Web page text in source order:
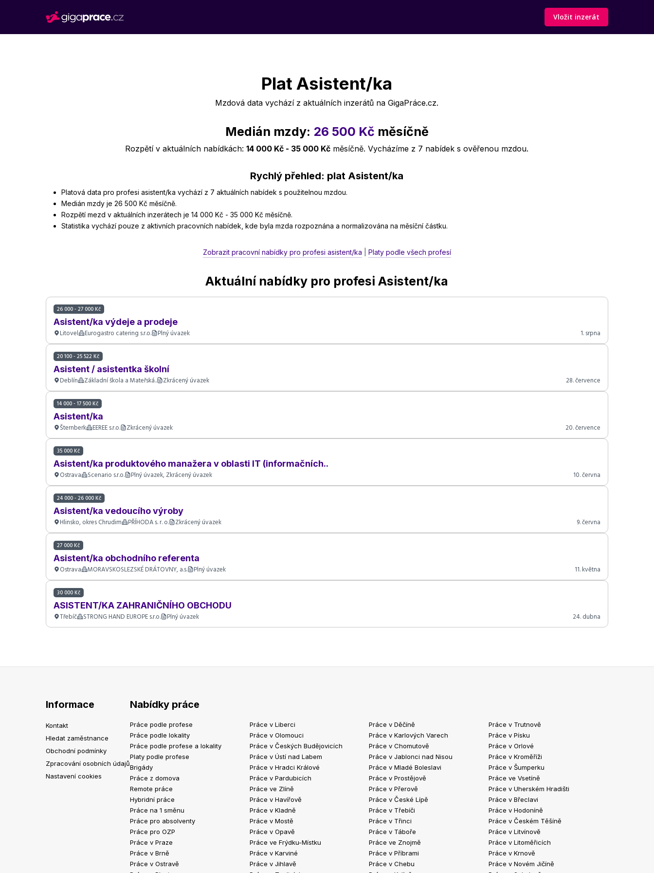
Vložit inzerát
Plat Asistent/ka
Mzdová data vychází z aktuálních inzerátů na GigaPráce.cz.
Medián mzdy: 26 500 Kč měsíčně
Rozpětí v aktuálních nabídkách:14 000 Kč - 35 000 Kč měsíčně. Vycházíme z 7 nabídek s ověřenou mzdou.
Rychlý přehled: plat Asistent/ka
Platová data pro profesi asistent/ka vychází z 7 aktuálních nabídek s použitelnou mzdou.
Medián mzdy je 26 500 Kč měsíčně.
Rozpětí mezd v aktuálních inzerátech je 14 000 Kč - 35 000 Kč měsíčně.
Statistika vychází pouze z aktivních pracovních nabídek, kde byla mzda rozpoznána a normalizována na měsíční částku.
Zobrazit pracovní nabídky pro profesi asistent/ka Platy podle všech profesí
Aktuální nabídky pro profesi Asistent/ka
26 000 - 27 000 Kč
Asistent/ka výdeje a prodeje
Litovel Eurogastro catering s.r.o. Plný úvazek 1. srpna
20 100 - 25 522 Kč
Asistent / asistentka školní
Deblín Základní škola a Mateřská.. Zkrácený úvazek 28. července
14 000 - 17 500 Kč
Asistent/ka
Šternberk EEREE s.r.o. Zkrácený úvazek 20. července
35 000 Kč
Asistent/ka produktového manažera v oblasti IT (informačních..
Ostrava Scenario s.r.o. Plný úvazek, Zkrácený úvazek 10. června
24 000 - 26 000 Kč
Asistent/ka vedoucího výroby
Hlinsko, okres Chrudim PŘÍHODA s. r. o. Zkrácený úvazek 9. června
27 000 Kč
Asistent/ka obchodního referenta
Ostrava MORAVSKOSLEZSKÉ DRÁTOVNY, a.s. Plný úvazek 11. května
30 000 Kč
ASISTENT/KA ZAHRANIČNÍHO OBCHODU
Třebíč STRONG HAND EUROPE s.r.o. Plný úvazek 24. dubna
Informace
Kontakt
Hledat zaměstnance
Obchodní podmínky
Zpracování osobních údajů
Nastavení cookies
Nabídky práce
Práce podle profese
Práce podle lokality
Práce podle profese a lokality
Platy podle profese
Brigády
Práce z domova
Remote práce
Hybridní práce
Práce na 1 směnu
Práce pro absolventy
Práce pro OZP
Práce v Praze
Práce v Brně
Práce v Ostravě
Práce v Liberci
Práce v Olomouci
Práce v Českých Budějovicích
Práce v Ústí nad Labem
Práce v Hradci Králové
Práce v Pardubicích
Práce ve Zlíně
Práce v Havířově
Práce v Kladně
Práce v Mostě
Práce v Opavě
Práce ve Frýdku-Místku
Práce v Karviné
Práce v Jihlavě
Práce v Děčíně
Práce v Karlových Varech
Práce v Chomutově
Práce v Jablonci nad Nisou
Práce v Mladé Boleslavi
Práce v Prostějově
Práce v Přerově
Práce v České Lípě
Práce v Třebíči
Práce v Třinci
Práce v Táboře
Práce ve Znojmě
Práce v Příbrami
Práce v Chebu
Práce v Trutnově
Práce v Písku
Práce v Orlové
Práce v Kroměříži
Práce v Šumperku
Práce ve Vsetíně
Práce v Uherském Hradišti
Práce v Břeclavi
Práce v Hodoníně
Práce v Českém Těšíně
Práce v Litvínově
Práce v Litoměřicích
Práce v Krnově
Práce v Novém Jičíně